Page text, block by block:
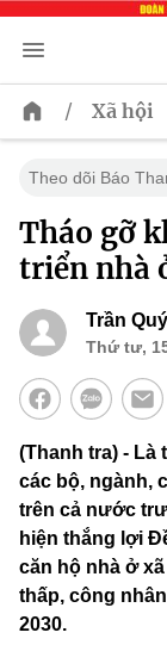
/ Xã hội
Theo dõi Báo
Tháo gỡ
triển nhà
Trần Quý
Thứ tư,
(Thanh tra) -
các bộ, ngành,
trên cả nước
hiện thắng lợi
căn hộ nhà ở
thấp, công
2030.